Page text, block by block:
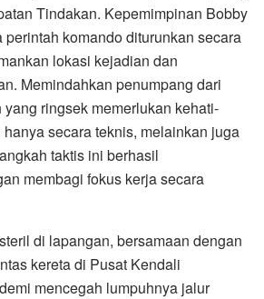
Tindakan. Kepemimpinan Bobby
komando diturunkan secara
lokasi kejadian dan
Memindahkan penumpang dari
ringsek memerlukan kehati-
secara teknis, melainkan juga
taktis ini berhasil
membagi fokus kerja secara
di lapangan, bersamaan dengan
kereta di Pusat Kendali
mencegah lumpuhnya jalur